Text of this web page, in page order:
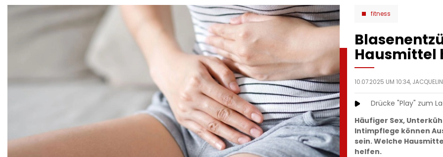
fitness
Hausmittel
10.07.2025 UM 10:34,
Drücke "Play" zum
Häufiger Sex,
Intimpflege können
sein. Welche
helfen.